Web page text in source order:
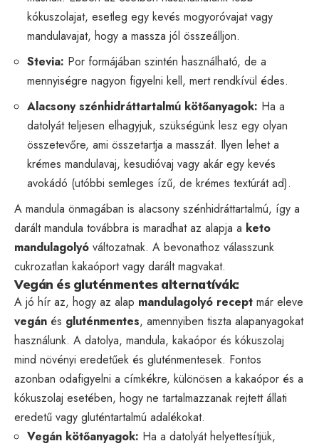
kókuszolajat, esetleg egy kevés mogyoróvajat vagy
mandulavajat, hogy a massza jól összeálljon.
Stevia: Por formájában szintén használható, de a
mennyiségre nagyon figyelni kell, mert rendkívül édes.
Alacsony szénhidráttartalmú kötőanyagok: Ha a
datolyát teljesen elhagyjuk, szükségünk lesz egy olyan
összetevőre, ami összetartja a masszát. Ilyen lehet a
krémes mandulavaj, kesudióvaj vagy akár egy kevés
avokádó (utóbbi semleges ízű, de krémes textúrát ad).
A mandula önmagában is alacsony szénhidráttartalmú, így a
darált mandula továbbra is maradhat az alapja a keto
mandulagolyó változatnak. A bevonathoz válasszunk
cukrozatlan kakaóport vagy darált magvakat.
Vegán és gluténmentes alternatívák:
A jó hír az, hogy az alap mandulagolyó recept már eleve
vegán és gluténmentes, amennyiben tiszta alapanyagokat
használunk. A datolya, mandula, kakaópor és kókuszolaj
mind növényi eredetűek és gluténmentesek. Fontos
azonban odafigyelni a címkékre, különösen a kakaópor és a
kókuszolaj esetében, hogy ne tartalmazzanak rejtett állati
eredetű vagy gluténtartalmú adalékokat.
Vegán kötőanyagok: Ha a datolyát helyettesítjük,